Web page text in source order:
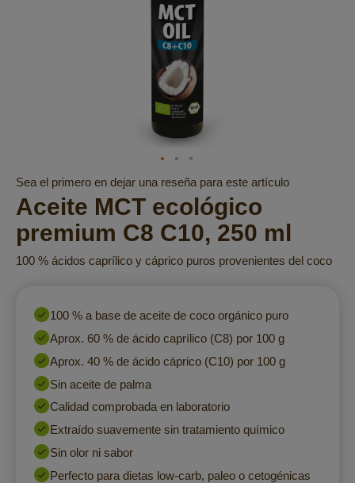
Saltar
al
comienzo
de
la
galería
Sea el primero en dejar una reseña para este artículo
Aceite MCT ecológico
premium C8 C10, 250 ml
100 % ácidos caprílico y cáprico puros provenientes del coco
100 % a base de aceite de coco orgánico puro
Aprox. 60 % de ácido caprílico (C8) por 100 g
Aprox. 40 % de ácido cáprico (C10) por 100 g
Sin aceite de palma
Calidad comprobada en laboratorio
Extraído suavemente sin tratamiento químico
Sin olor ni sabor
Perfecto para dietas low-carb, paleo o cetogénicas